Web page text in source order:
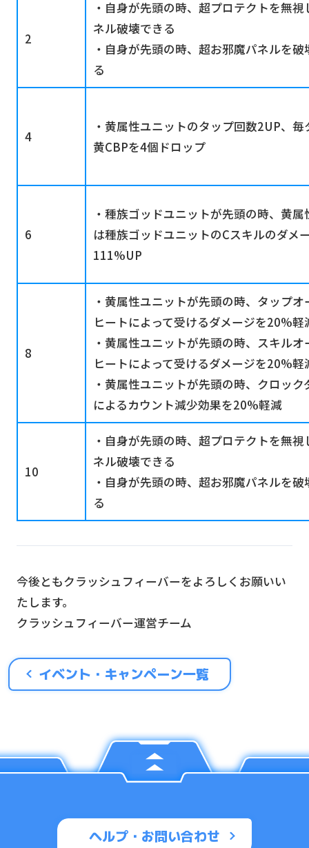
2
・自身が先頭の時、超プロテクトを無視
ネル破壊できる
・自身が先頭の時、超お邪魔パネルを破
る
4
・黄属性ユニットのタップ回数2UP、毎
黄CBPを4個ドロップ
6
・種族ゴッドユニットが先頭の時、黄属
は種族ゴッドユニットのCスキルのダメ
111%UP
8
・黄属性ユニットが先頭の時、タップオ
ヒートによって受けるダメージを20%軽
・黄属性ユニットが先頭の時、スキルオ
ヒートによって受けるダメージを20%軽
・黄属性ユニットが先頭の時、クロック
によるカウント減少効果を20%軽減
10
・自身が先頭の時、超プロテクトを無視
ネル破壊できる
・自身が先頭の時、超お邪魔パネルを破
る
今後ともクラッシュフィーバーをよろしくお願いい
たします。
クラッシュフィーバー運営チーム
イベント・キャンペーン一覧
ヘルプ・お問い合わせ